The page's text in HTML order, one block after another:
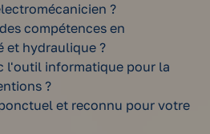
?
compétences en
et hydraulique ?
l'outil informatique pour la
?
et reconnu pour votre